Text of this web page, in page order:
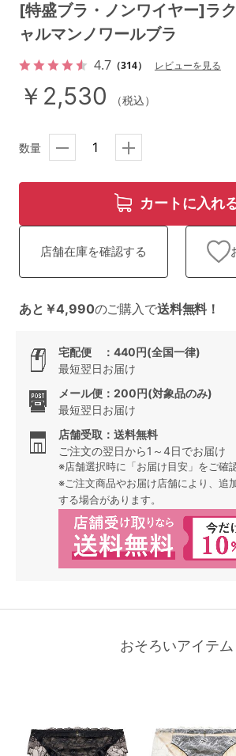
ランキング
高評価レビューアイテム
WEB限定アイテム
特集ページ
検索を閉じる
[特盛ブラ・ノンワイヤー]ラ
ャルマンノワールブラ
4.7（314） レビューを見る
￥2,530 （税込）
数量
カートに入れ
店舗在庫を確認する
あと￥4,990のご購入で送料無料！
宅配便 ：440円(全国一律)
最短翌日お届け
メール便：200円(対象品のみ)
最短翌日お届け
店舗受取：送料無料
ご注文の翌日から1～4日でお届け
※店舗選択時に「お届け目安」をご確
※ご注文商品やお届け店舗により、追
する場合があります。
おそろいアイテム